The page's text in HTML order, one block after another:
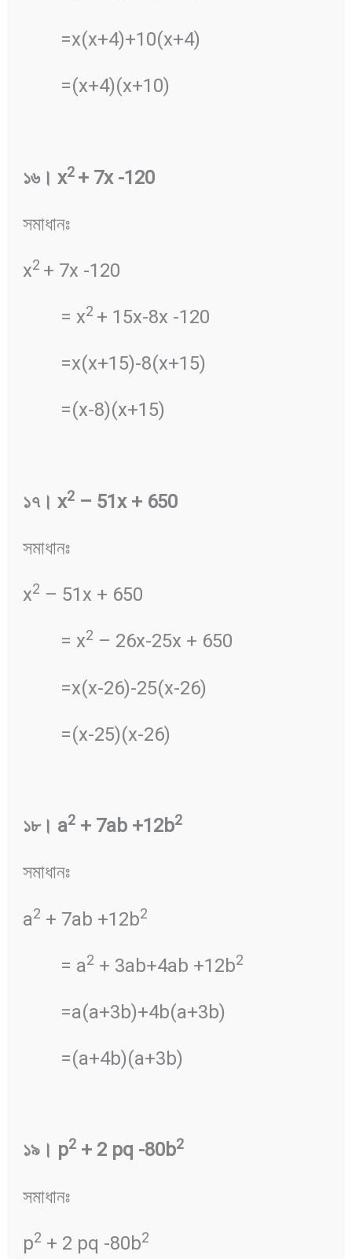
=x(x+4)+10(x+4)
=(x+4)(x+10)
১৬। x2 + 7x -120
সমাধানঃ
x2 + 7x -120
= x2 + 15x-8x -120
=x(x+15)-8(x+15)
=(x-8)(x+15)
১৭। x2– 51x + 650
সমাধানঃ
x2 – 51x + 650
= x2 – 26x-25x + 650
=x(x-26)-25(x-26)
=(x-25)(x-26)
১৮। a2+ 7ab +12b2
সমাধানঃ
a2 + 7ab +12b2
= a2 + 3ab+4ab +12b2
=a(a+3b)+4b(a+3b)
=(a+4b)(a+3b)
১৯। p2+ 2 pq -80b2
সমাধানঃ
p2 + 2 pq -80b2